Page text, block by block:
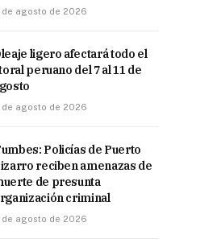
de agosto de 2026
ligero afectará todo el
peruano del 7 al 11 de
de agosto de 2026
Policías de Puerto
reciben amenazas de
de presunta
criminal
de agosto de 2026